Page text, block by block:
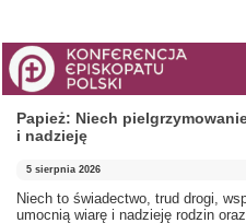
Papież: Niech
i nadzieję
5 sierpnia 2026
Niech to świadectwo, trud drogi,
umocnią wiarę i nadzieję rodzin